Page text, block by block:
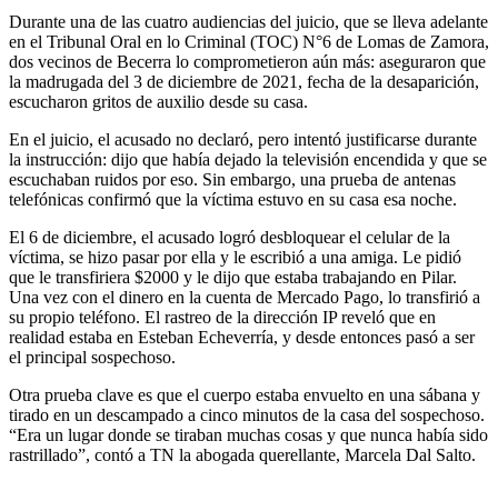
Durante una de las cuatro audiencias del juicio, que se lleva adelante
en el Tribunal Oral en lo Criminal (TOC) N°6 de Lomas de Zamora,
dos vecinos de Becerra lo comprometieron aún más: aseguraron que
la madrugada del 3 de diciembre de 2021, fecha de la desaparición,
escucharon gritos de auxilio desde su casa.
En el juicio, el acusado no declaró, pero intentó justificarse durante
la instrucción: dijo que había dejado la televisión encendida y que se
escuchaban ruidos por eso. Sin embargo, una prueba de antenas
telefónicas confirmó que la víctima estuvo en su casa esa noche.
El 6 de diciembre, el acusado logró desbloquear el celular de la
víctima, se hizo pasar por ella y le escribió a una amiga. Le pidió
que le transfiriera $2000 y le dijo que estaba trabajando en Pilar.
Una vez con el dinero en la cuenta de Mercado Pago, lo transfirió a
su propio teléfono. El rastreo de la dirección IP reveló que en
realidad estaba en Esteban Echeverría, y desde entonces pasó a ser
el principal sospechoso.
Otra prueba clave es que el cuerpo estaba envuelto en una sábana y
tirado en un descampado a cinco minutos de la casa del sospechoso.
“Era un lugar donde se tiraban muchas cosas y que nunca había sido
rastrillado”, contó a TN la abogada querellante, Marcela Dal Salto.